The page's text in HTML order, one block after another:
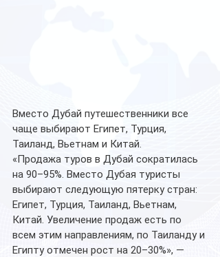
Вместо Дубай путешественники все
чаще выбирают Египет, Турция,
Таиланд, Вьетнам и Китай.
«Продажа туров в Дубай сократилась
на 90–95%. Вместо Дубая туристы
выбирают следующую пятерку стран:
Египет, Турция, Таиланд, Вьетнам,
Китай. Увеличение продаж есть по
всем этим направлениям, по Таиланду и
Египту отмечен рост на 20–30%», —